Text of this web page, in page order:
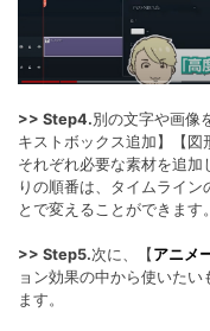
>> Step4.別の文字や画像
キストボックス追加】【図
それぞれ必要な素材を追
りの順番は、タイムライン
とで変えることができます。
>> Step5.次に、【 アニメ
ョン効果の中から使いた
ます。